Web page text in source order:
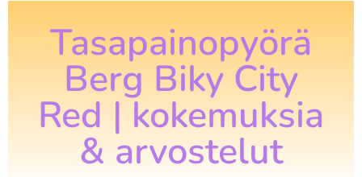
Tasapainopyörä
Berg Biky City
Red | kokemuksia
& arvostelut